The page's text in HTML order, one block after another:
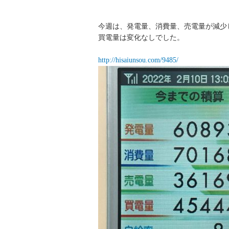
今週は、発電量、消費量、売電量が減少
買電量は変化なしでした。
http://hisaiunsou.com/9485/